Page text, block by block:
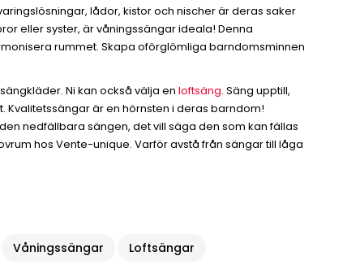
lådor, kistor och nischer är deras saker
eller syster, är våningssängar ideala! Denna
rummet. Skapa oförglömliga barndomsminnen
Ni kan också välja enloftsäng. Säng upptill,
Kvalitetssängar är en hörnsten i deras barndom!
nedfällbara sängen, det vill säga den som kan fällas
hos Vente-unique. Varför avstå från sängar till låga
Våningssängar Loftsängar